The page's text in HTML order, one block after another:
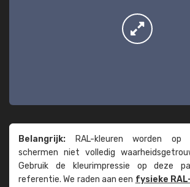
Belangrijk: RAL-kleuren worden op
schermen niet volledig
Gebruik de kleur­impressie op deze
referentie. We raden aan een fysieke